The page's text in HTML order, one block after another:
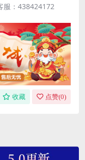
服：438424172
收藏 点赞(0)